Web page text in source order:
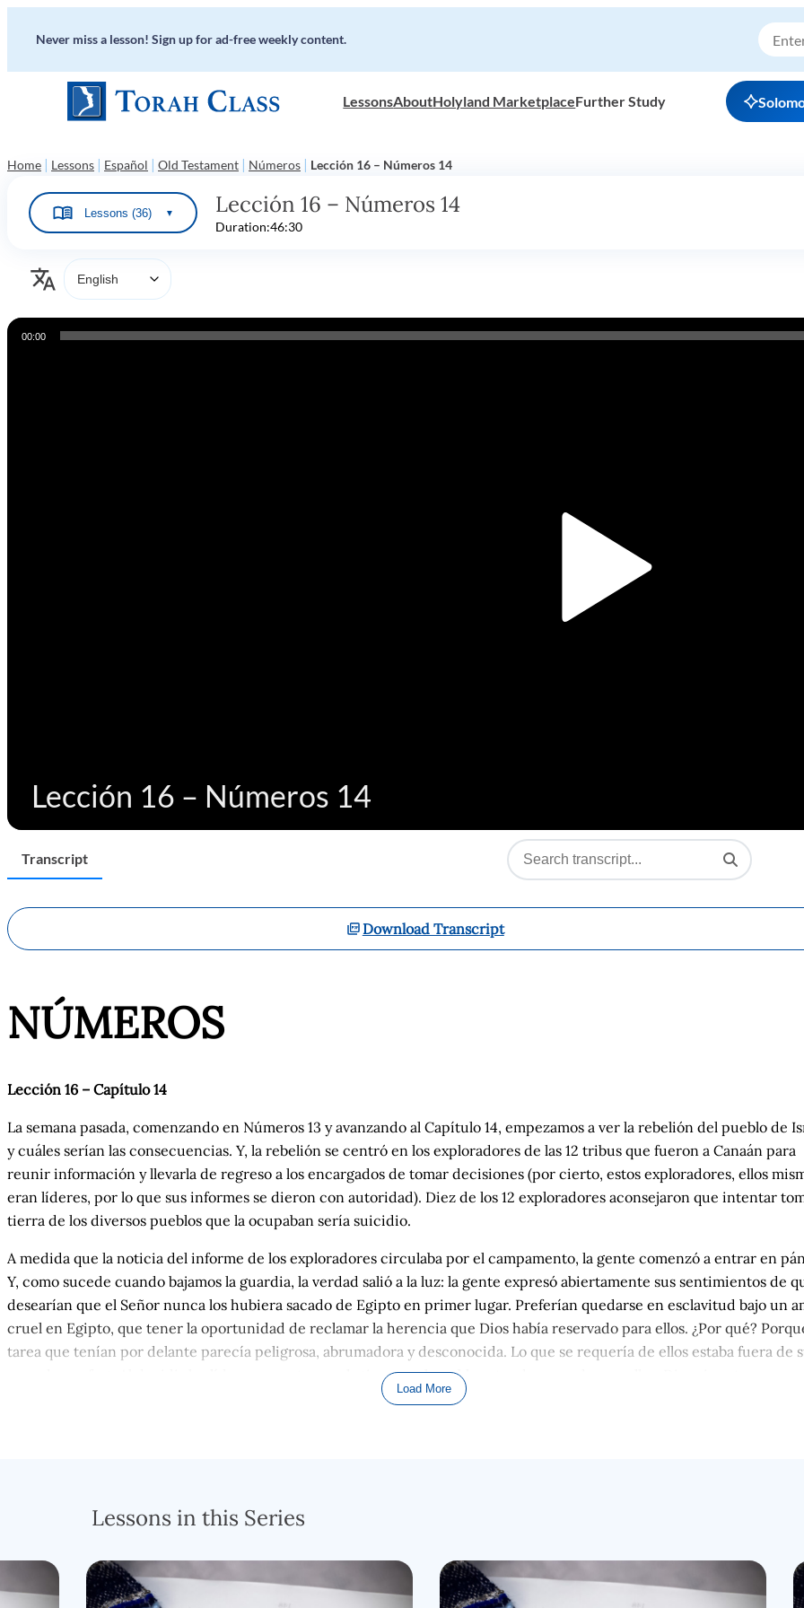
Never miss a lesson! Sign up for ad-free weekly content.
LessonsAboutHolyland MarketplaceFurther Study
Home | Lessons | Español | Old Testament | Números | Lección 16 – Números 14
Lessons (36) ▼ Lección 16 – Números 14
Duration:46:30
Audio00:00
Lección 16 – Números 14
Transcript
Download Transcript
NÚMEROS
Lección 16 – Capítulo14
La semana pasada, comenzando en Números 13 y avanzando al Capítulo 14, empezamos a ver la rebelión del pueblo de
y cuáles serían las consecuencias. Y, la rebelión se centró en los exploradores de las 12 tribus que fueron a Canaán para
reunir información y llevarla de regreso a los encargados de tomar decisiones (por cierto, estos exploradores, ellos
eran líderes, por lo que sus informes se dieron con autoridad). Diez de los 12 exploradores aconsejaron que intentar
tierra de los diversos pueblos que la ocupaban sería suicidio.
A medida que la noticia del informe de los exploradores circulaba por el campamento, la gente comenzó a entrar en
Y, como sucede cuando bajamos la guardia, la verdad salió a la luz: la gente expresó abiertamente sus sentimientos de
desearían que el Señor nunca los hubiera sacado de Egipto en primer lugar. Preferían quedarse en esclavitud bajo un
cruel en Egipto, que tener la oportunidad de reclamar la herencia que Dios había reservado para ellos. ¿Por qué?
tarea que tenían por delante parecía peligrosa, abrumadora y desconocida. Lo que se requería de ellos estaba fuera de
zona de confort. Al decidir los líderes no entrar en la tierra, y el pueblo estar de acuerdo con ellos, Dios vio esto como
versículo 1 al 12
En los primeros versículos vemos algo interesante que trataremos un poco más adelante en la lección. Vemos a la gente
lamentándose y llorando toda la noche, y aunque no lo dice, simplemente era cultural y se entendía que habrían estado
Load More
Lessons in this Series